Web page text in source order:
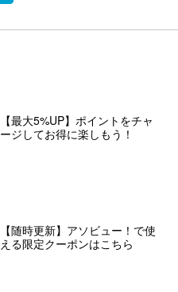
【最大5%UP】ポイントをチャ
ージしてお得に楽しもう！
【随時更新】アソビュー！で使
える限定クーポンはこちら